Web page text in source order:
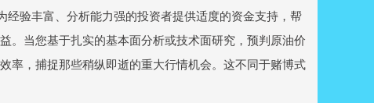
经验丰富、分析能力强的投资者提供适度的资金支持，帮
。当您基于扎实的基本面分析或技术面研究，预判原油价
率，捕捉那些稍纵即逝的重大行情机会。这不同于赌博式